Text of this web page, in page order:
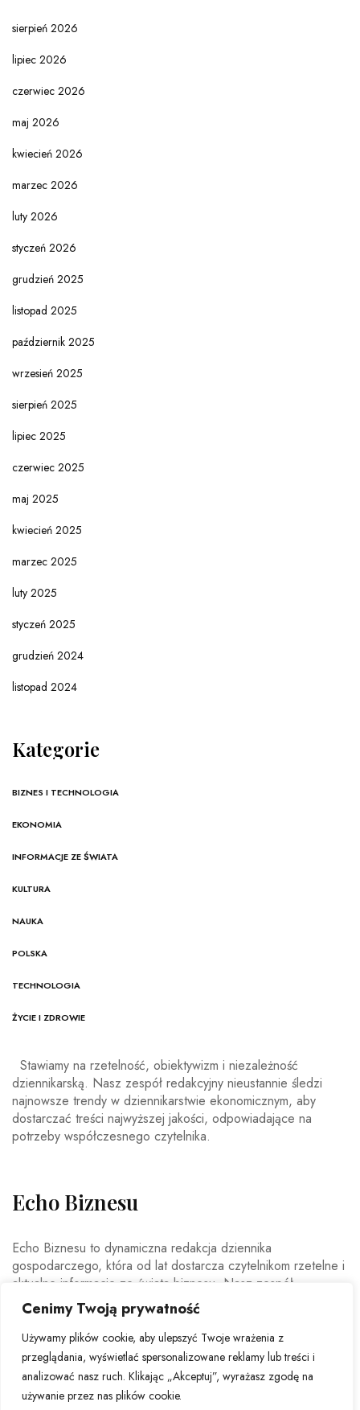
Cenimy Twoją prywatność
Używamy plików cookie, aby ulepszyć Twoje wrażenia z
przeglądania, wyświetlać spersonalizowane reklamy lub treści i
analizować nasz ruch. Klikając „Akceptuj”, wyrażasz zgodę na
używanie przez nas plików cookie.
sierpień 2026
lipiec 2026
czerwiec 2026
maj 2026
kwiecień 2026
marzec 2026
luty 2026
styczeń 2026
grudzień 2025
listopad 2025
październik 2025
wrzesień 2025
sierpień 2025
lipiec 2025
czerwiec 2025
maj 2025
kwiecień 2025
marzec 2025
luty 2025
styczeń 2025
grudzień 2024
listopad 2024
Kategorie
BIZNES I TECHNOLOGIA
EKONOMIA
INFORMACJE ZE ŚWIATA
KULTURA
NAUKA
POLSKA
TECHNOLOGIA
ŻYCIE I ZDROWIE
Stawiamy na rzetelność, obiektywizm i niezależność
dziennikarską. Nasz zespół redakcyjny nieustannie śledzi
najnowsze trendy w dziennikarstwie ekonomicznym, aby
dostarczać treści najwyższej jakości, odpowiadające na
potrzeby współczesnego czytelnika.
Echo Biznesu
Echo Biznesu to dynamiczna redakcja dziennika
gospodarczego, która od lat dostarcza czytelnikom rzetelne i
aktualne informacje ze świata biznesu. Nasz zespół
doświadczonych dziennikarzy i ekspertów ekonomicznych
codziennie analizuje najważniejsze wydarzenia rynkowe,
trendy gospodarcze oraz decyzje mające wpływ na polską i
światową ekonomię.